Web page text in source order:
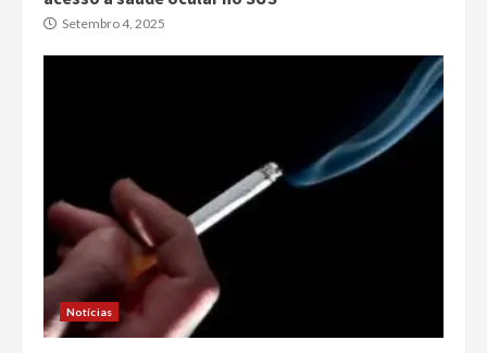
Setembro 4, 2025
Notícias